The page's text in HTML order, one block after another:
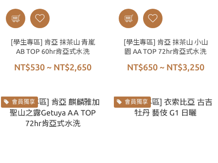
[學生專區] 肯亞 抹茶山 青嵐
AB TOP 60hr肯亞式水洗
NT$530 ~ NT$2,650
[學生專區] 肯亞 抹茶山 小山
園 AA TOP 72hr肯亞式水洗
NT$650 ~ NT$3,250
會員獨享 會員獨享